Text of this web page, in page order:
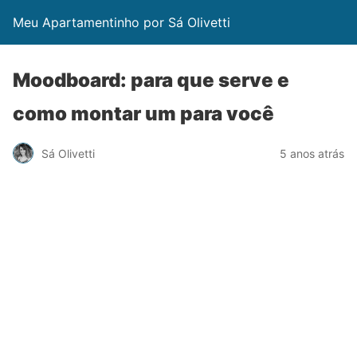
Meu Apartamentinho por Sá Olivetti
Moodboard: para que serve e
como montar um para você
Sá Olivetti 5 anos atrás